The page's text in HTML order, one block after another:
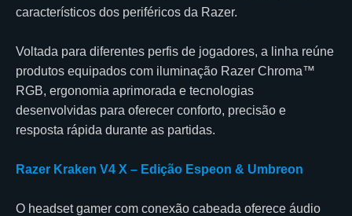
característicos dos periféricos da Razer.
Voltada para diferentes perfis de jogadores, a linha reúne
produtos equipados com iluminação Razer Chroma™
RGB, ergonomia aprimorada e tecnologias
desenvolvidas para oferecer conforto, precisão e
resposta rápida durante as partidas.
Razer Kraken V4 X – Edição Espeon & Umbreon
O headset gamer com conexão cabeada oferece áudio